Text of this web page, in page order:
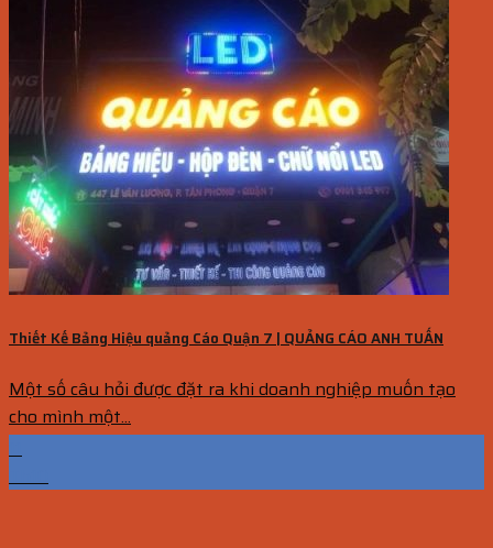
Thiết Kế Bảng Hiệu quảng Cáo Quận 7 | QUẢNG CÁO ANH TUẤN
Một số câu hỏi được đặt ra khi doanh nghiệp muốn tạo
cho mình một...
11
Th10